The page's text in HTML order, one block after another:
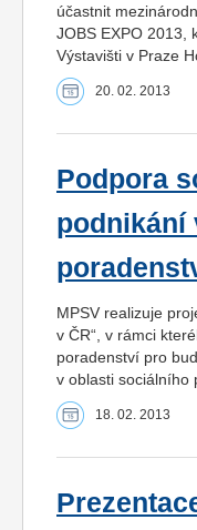
účastnit
JOBS EXPO 2013,
Výstavišti v Praze
20. 02. 2013
Podpora
podnikání
MPSV realizuje
v ČR“, v rámci
poradenství pro
v oblasti sociálního
18. 02. 2013